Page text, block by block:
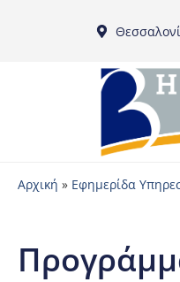
Αρχική » Εφημερίδα